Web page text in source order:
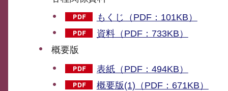
もくじ（PDF：101KB）
資料（PDF：733KB）
概要版
表紙（PDF：494KB）
概要版(1)（PDF：671KB）